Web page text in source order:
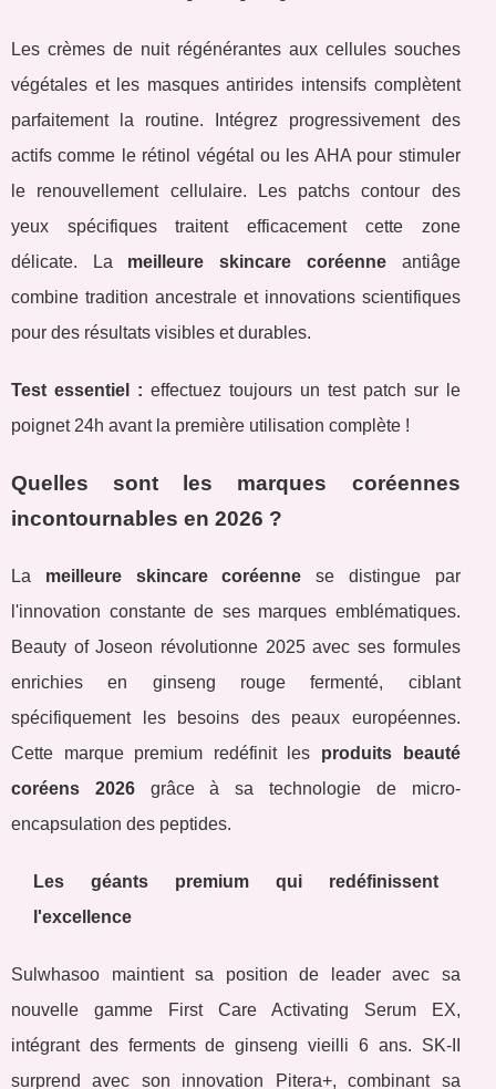
Les crèmes de nuit régénérantes aux cellules souches
végétales et les masques antirides intensifs complètent
parfaitement la routine. Intégrez progressivement des
actifs comme le rétinol végétal ou les AHA pour stimuler
le renouvellement cellulaire. Les patchs contour des
yeux spécifiques traitent efficacement cette zone
délicate. La meilleure skincare coréenneantiâge
combine tradition ancestrale et innovations scientifiques
pour des résultats visibles et durables.
Test essentiel : effectuez toujours un test patch sur le
poignet 24h avant la première utilisation complète !
Quelles sont les marques coréennes
incontournables en 2026 ?
La meilleure skincare coréenne se distingue par
l'innovation constante de ses marques emblématiques.
Beauty of Joseon révolutionne 2025 avec ses formules
enrichies en ginseng rouge fermenté, ciblant
spécifiquement les besoins des peaux européennes.
Cette marque premium redéfinit les produits beauté
coréens 2026grâce à sa technologie de micro-
encapsulation des peptides.
Les géants premium qui redéfinissent
l'excellence
Sulwhasoo maintient sa position de leader avec sa
nouvelle gamme First Care Activating Serum EX,
intégrant des ferments de ginseng vieilli 6 ans. SK-II
surprend avec son innovation Pitera+, combinant sa